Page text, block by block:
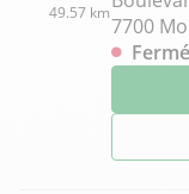
49.57 km
7700